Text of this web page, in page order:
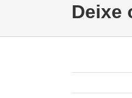
Deixe